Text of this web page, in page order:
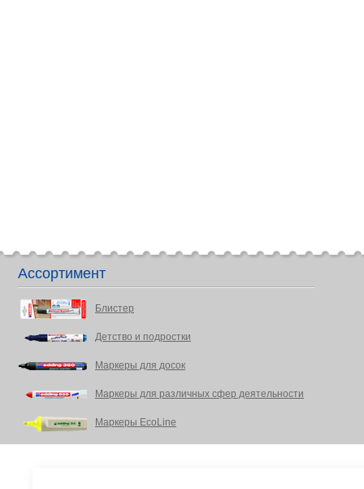
Ассортимент
Блистер
Детство и подростки
Маркеры для досок
Маркеры для различных сфер деятельности
Маркеры EcoLine